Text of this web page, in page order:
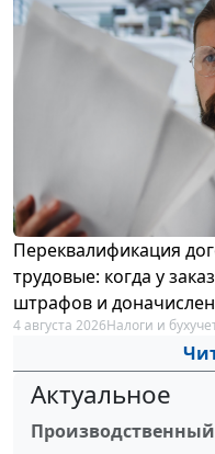
Переквалификация
трудовые: когда у
штрафов и
4 августа 2026Налоги и
Актуальное
Производственный